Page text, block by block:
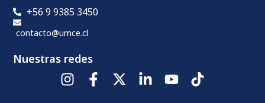
+56 9 9385 3450
contacto@umce.cl
Nuestras redes